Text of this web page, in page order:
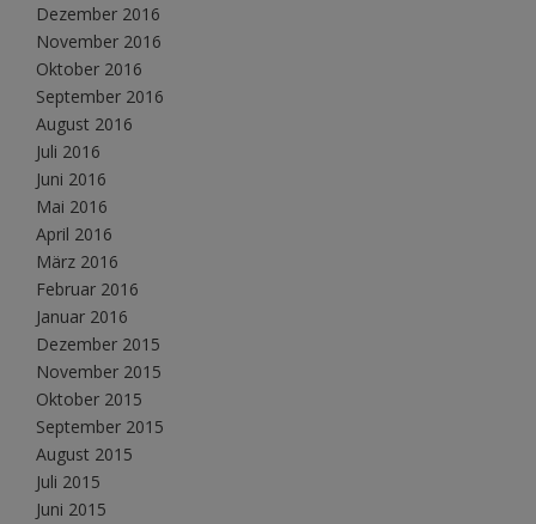
Dezember 2016
November 2016
Oktober 2016
September 2016
August 2016
Juli 2016
Juni 2016
Mai 2016
April 2016
März 2016
Februar 2016
Januar 2016
Dezember 2015
November 2015
Oktober 2015
September 2015
August 2015
Juli 2015
Juni 2015